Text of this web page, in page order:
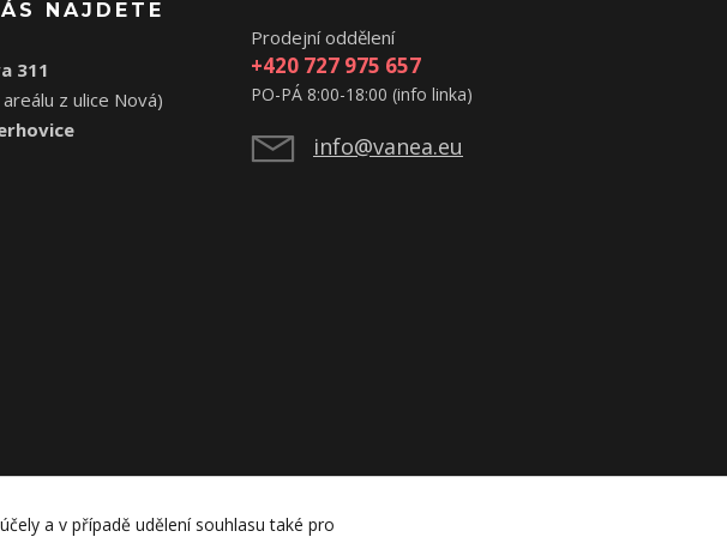
NAJDETE
311
z ulice Nová)
Prodejní oddělení
+420 727 975 657
PO-PÁ 8:00-18:00 (info linka)
info@vanea.eu
a v případě udělení souhlasu také pro